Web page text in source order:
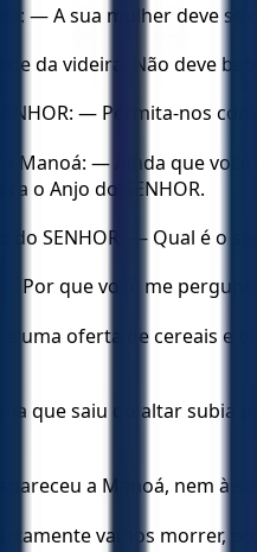
— A sua mulher deve
da videira. Não deve
— Permita-nos
a Manoá: — Ainda que
o Anjo do SENHOR.
do SENHOR: — Qual é o
— Por que você me
uma oferta de cereais e
que saiu do altar subia
apareceu a Manoá, nem à
vamos morrer,